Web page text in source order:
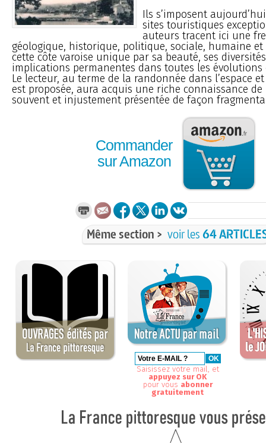
Ils s’imposent
sites touristiques
auteurs tracent ici une
géologique, historique, politique, sociale, humaine et
cette côte varoise unique par sa beauté, ses
implications permanentes dans toutes les évolutions
Le lecteur, au terme de la randonnée dans l’espace
est proposée, aura acquis une riche connaissance
souvent et injustement présentée de façon
Commander
sur Amazon
Même section > voir les64
Saisissez votre mail, et
appuyez sur OK
pour vous abonner
gratuitement